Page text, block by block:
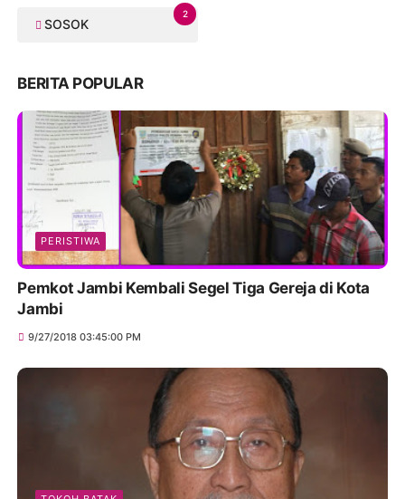
SOSOK
2
BERITA POPULAR
PERISTIWA
Pemkot Jambi Kembali Segel Tiga Gereja di Kota
Jambi
9/27/2018 03:45:00 PM